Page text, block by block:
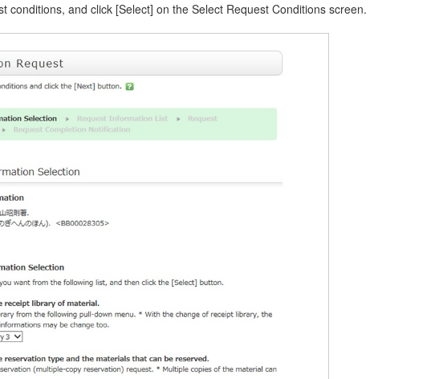
conditions, and click [Select] on the Select Request Conditions screen.